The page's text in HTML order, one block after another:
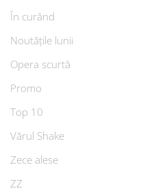
În curând
Noutățile lunii
Opera scurtă
Promo
Top 10
Vărul Shake
Zece alese
ZZ